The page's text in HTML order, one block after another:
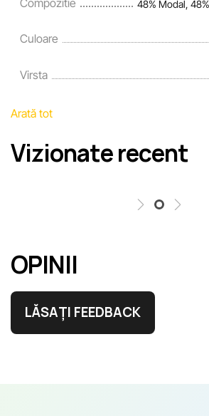
48% Modal,
Culoare
Virsta
Arată tot
Vizionate recent
OPINII
LĂSAȚI FEEDBACK